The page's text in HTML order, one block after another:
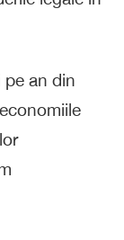
pe an din